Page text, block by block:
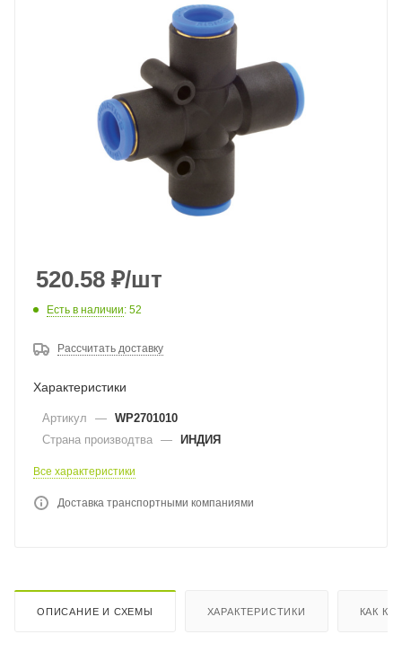
520.58 ₽/шт
Есть в наличии: 52
Рассчитать доставку
Характеристики
Артикул — WP2701010
Страна производтва — ИНДИЯ
Все характеристики
Доставка транспортными компаниями
ОПИСАНИЕ И СХЕМЫ ХАРАКТЕРИСТИКИ КАК